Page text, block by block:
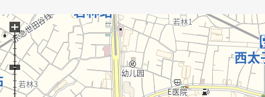
0 甚至不在时能收到行李的智能快递柜有
○ 礼宾服务有
○ 各层垃圾站有
○ 客人休息室·所有者休息室有
○ 宠物饲养可(※有特殊规则)
○ 像酒店的内走廊设计
+